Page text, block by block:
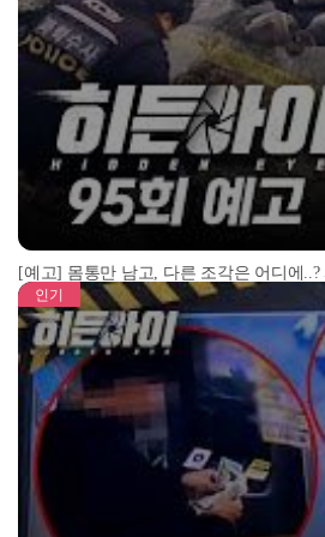
[예고] 몸통만 남고, 다른 조각은 어디에
인기